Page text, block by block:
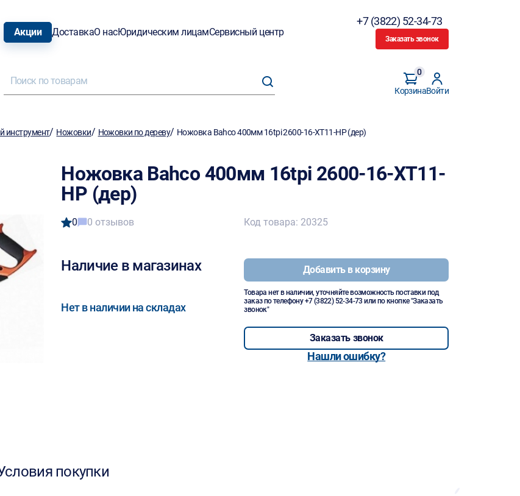
Акции ДоставкаО насЮридическим лицамСервисный центр
+7 (3822) 52-34-73
Заказать звонок
Корзина
0
Войти
инструмент/ Ножовки/ Ножовки по дереву/ Ножовка Bahco 400мм 16tpi 2600-16-XT11-HP (дер)
Ножовка Bahco 400мм 16tpi 2600-16-XT11-
HP (дер)
0 0 отзывов
Наличие в магазинах
Нет в наличии на складах
Код товара: 20325
Добавить в корзину
Товара нет в наличии, уточняйте возможность поставки под
заказ по телефону+7 (3822) 52-34-73 или по кнопке "Заказать
звонок"
Заказать звонок
Нашли ошибку?
покупки